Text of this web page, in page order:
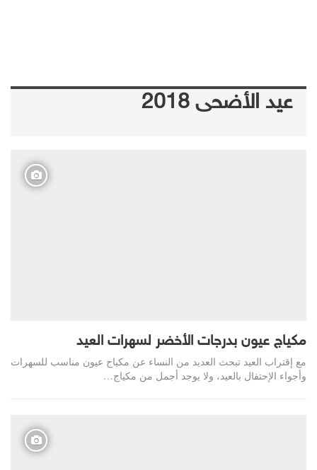
عيد الأضحى 2018
مكياج عيون بدرجات الأخضر لسهرات العيد
مع إقتراب العيد تبحث العديد من النساء عن مكياج عيون مناسب للسهرات
وأجواء الإحتفال بالعيد، ولا يوجد أجمل من مكياج…